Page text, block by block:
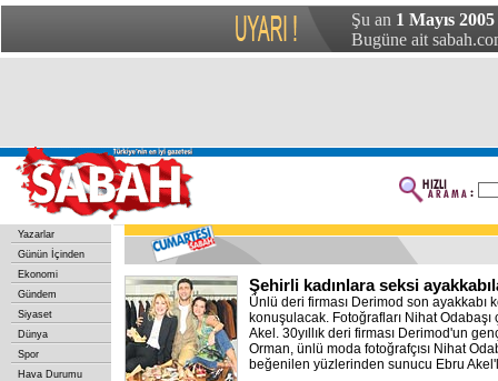
Şu an 1 Mayıs
Bugüne ait
Yazarlar
Günün İçinden
Ekonomi
Gündem
Siyaset
Dünya
Spor
Hava Durumu
Şehirli kadınlara seksi
Ünlü deri firması Derimod son ayakkabı
konuşulacak. Fotoğrafları Nihat
Akel. 30yıllık deri firması Derimod'un
Orman, ünlü moda fotoğrafçısı Nihat
beğenilen yüzlerinden sunucu Ebru